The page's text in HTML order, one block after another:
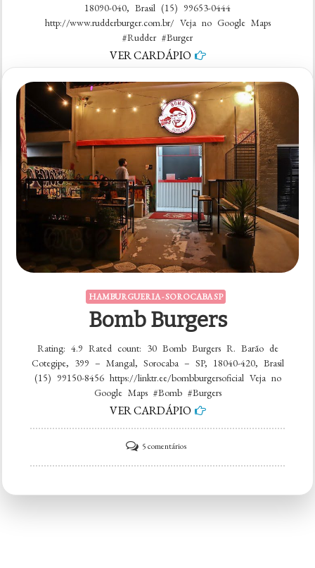
18090-040, Brasil (15) 99653-0444
http://www.rudderburger.com.br/ Veja no Google Maps
#Rudder #Burger
VER CARDÁPIO
5 comentáriosem
Rudder
Burger
HAMBURGUERIA - SOROCABA SP
Bomb Burgers
Rating: 4.9 Rated count: 30 Bomb Burgers R. Barão de
Cotegipe, 399 – Mangal, Sorocaba – SP, 18040-420, Brasil
(15) 99150-8456 https://linktr.ee/bombburgersoficial Veja no
Google Maps #Bomb #Burgers
VER CARDÁPIO
5 comentáriosem
Bomb